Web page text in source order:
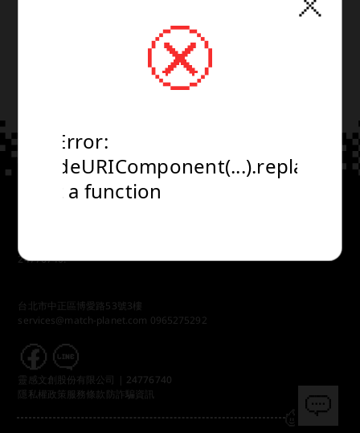
24776740.
台北市中正區博愛路53號3樓
services@match-planet.com 0965275292
靈感文創股份有限公司 | 24776740
隱私權政策 服務條款 防詐騙資訊
TypeError:
encodeURIComponent(...).replaceAll
is not a function
TypeError:
encodeURIComponent(...).replaceAll
is not a function
TypeError:
encodeURIComponent(...).replaceAll
is not a function